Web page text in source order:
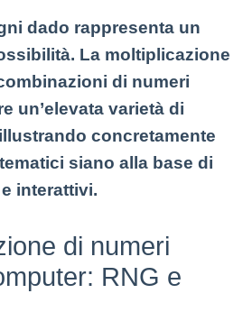
dado rappresenta un
La moltiplicazione
di numeri
un’elevata varietà di
concretamente
siano alla base di
interattivi.
di numeri
RNG e